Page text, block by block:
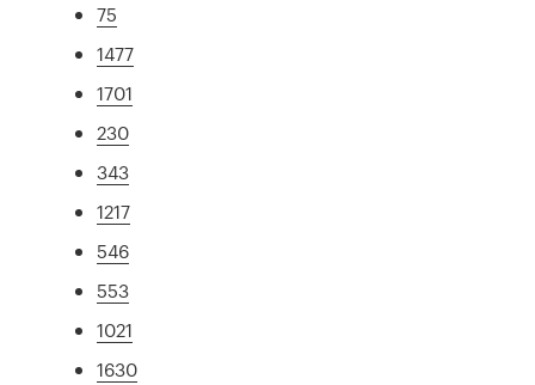
75
1477
1701
230
343
1217
546
553
1021
1630